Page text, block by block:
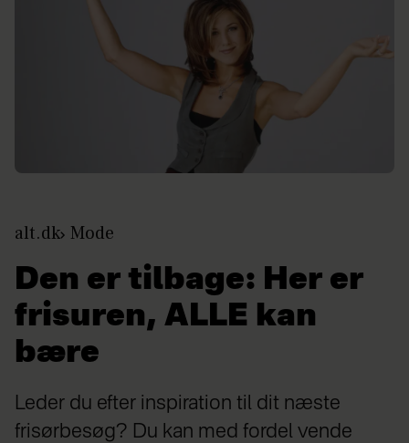
alt.dk Mode
Den er tilbage: Her er
frisuren, ALLE kan
bære
Leder du efter inspiration til dit næste
frisørbesøg? Du kan med fordel vende